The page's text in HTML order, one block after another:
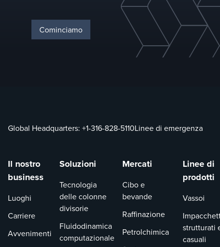
Cominciamo
Global Headquarters: +1-316-828-5110Linee di emergenza
Il nostro
business
Luoghi
Carriere
Avvenimenti
Soluzioni
Tecnologia
delle colonne
divisorie
Fluidodinamica
computazionale
Mercati
Cibo e
bevande
Raffinazione
Petrolchimica
Linee di
prodotti
Vassoi
strutturati
casuali